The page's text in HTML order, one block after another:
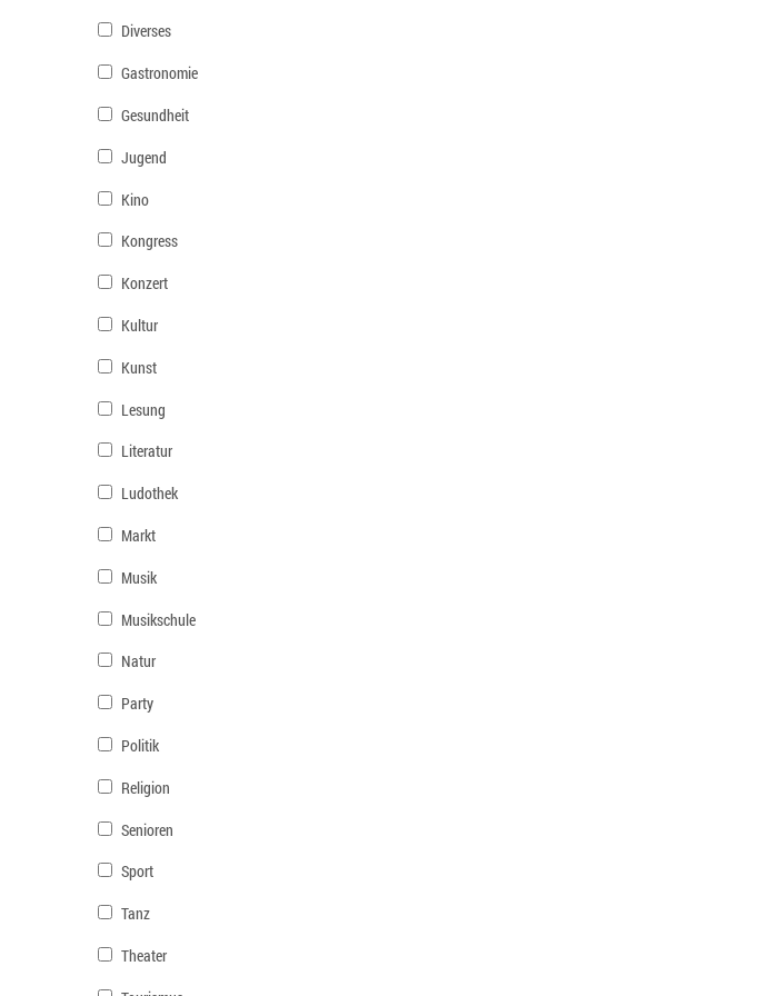
Diverses
Gastronomie
Gesundheit
Jugend
Kino
Kongress
Konzert
Kultur
Kunst
Lesung
Literatur
Ludothek
Markt
Musik
Musikschule
Natur
Party
Politik
Religion
Senioren
Sport
Tanz
Theater